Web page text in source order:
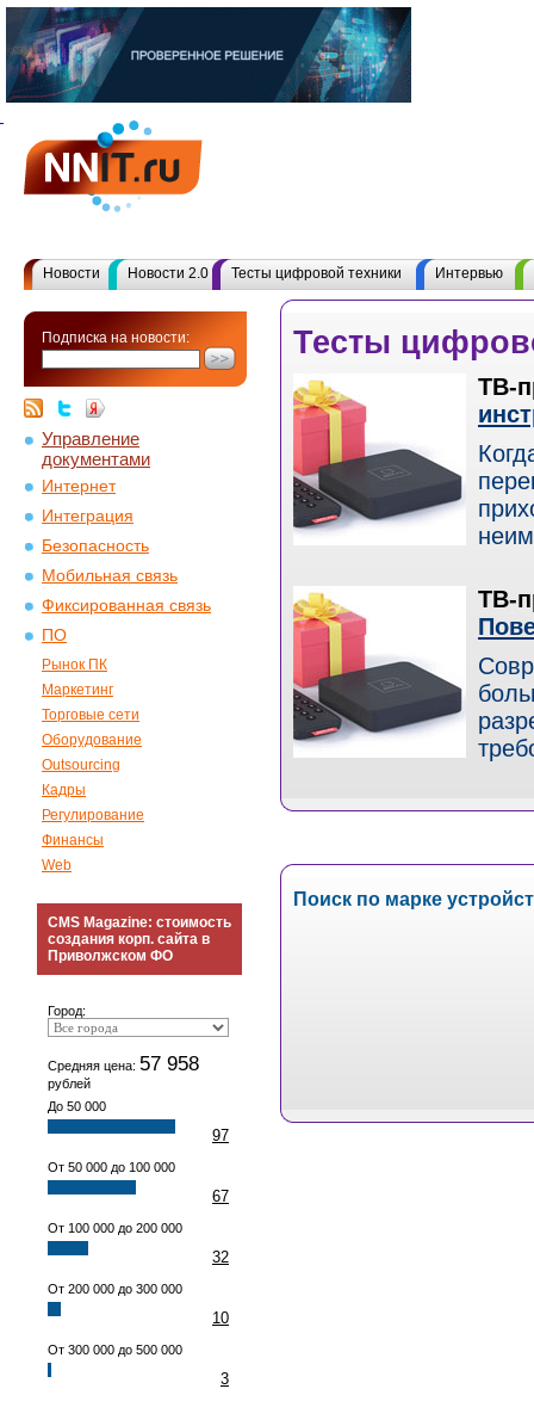
Новости Новости 2.0 Тесты цифровой техники Интервью
Подписка на новости:
Управление
документами
Интернет
Интеграция
Безопасность
Мобильная связь
Фиксированная связь
ПО
Рынок ПК
Маркетинг
Торговые сети
Оборудование
Outsourcing
Кадры
Регулирование
Финансы
Web
CMS Magazine: стоимость
создания корп. сайта в
Приволжском ФО
Город:
Средняя цена: 57 958
рублей
До 50 000
97
От 50 000 до 100 000
67
От 100 000 до 200 000
32
От 200 000 до 300 000
10
От 300 000 до 500 000
3
Тесты
ТВ-
ТВ-
Поиск по марке